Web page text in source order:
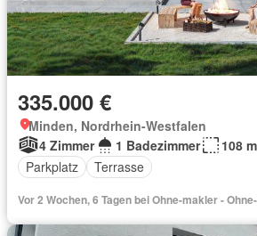
335.000 €
Minden, Nordrhein-Westfalen
4 Zimmer
1 Badezimmer
108
Parkplatz
Terrasse
Vor 2 Wochen, 6 Tagen bei Ohne-makler -